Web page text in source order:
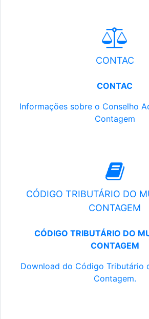
CONTAC
CONTAC
Informações sobre o Conselho
Contagem
CÓDIGO TRIBUTÁRIO DO
CONTAGEM
CÓDIGO TRIBUTÁRIO DO
CONTAGEM
Download do Código Tributário
Contagem.